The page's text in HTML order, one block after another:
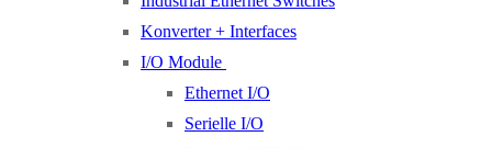
Konverter + Interfaces
I/O Module
Ethernet I/O
Serielle I/O